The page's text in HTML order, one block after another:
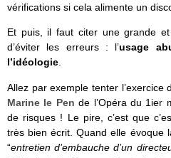
vérifications si cela alimente un
Et puis, il faut citer une grande
d’éviter les erreurs : l’usage
l’idéologie.
Allez par exemple tenter
Marine le Pen de l’Opéra du 1ier
de risques ! Le pire, c’est que
très bien écrit. Quand elle évoque
“entretien d’embauche d’un